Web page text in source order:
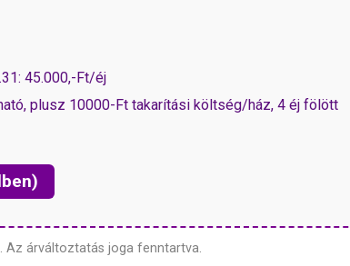
45.000,-Ft/éj
plusz 10000-Ft takarítási költség/ház, 4 éj fölött
Az árváltoztatás joga fenntartva.